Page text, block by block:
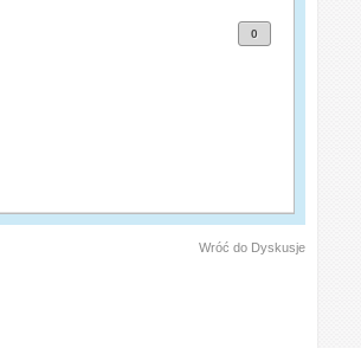
0
Wróć do Dyskusje